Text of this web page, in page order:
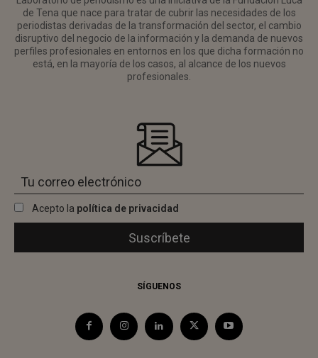
de Tena que nace para tratar de cubrir las necesidades de los
periodistas derivadas de la transformación del sector, el cambio
disruptivo del negocio de la información y la demanda de nuevos
perfiles profesionales en entornos en los que dicha formación no
está, en la mayoría de los casos, al alcance de los nuevos
profesionales.
Acepto la política de privacidad
SÍGUENOS